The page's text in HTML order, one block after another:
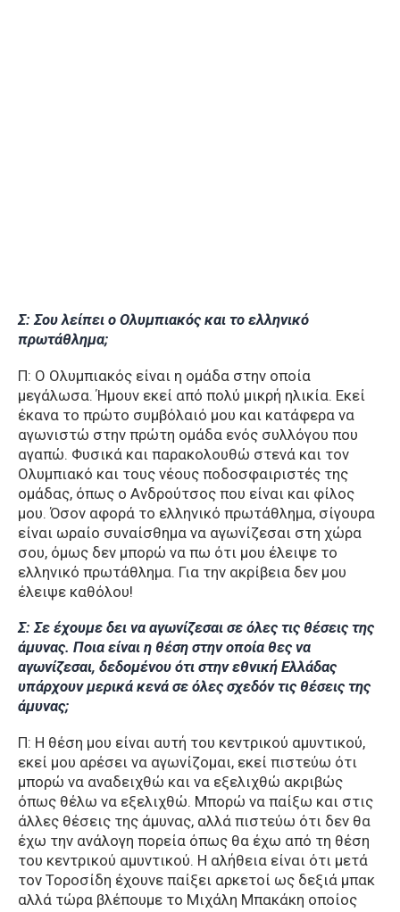
Σ: Σου λείπει ο Ολυμπιακός και το ελληνικό
πρωτάθλημα;
Π: Ο Ολυμπιακός είναι η ομάδα στην οποία
μεγάλωσα. Ήμουν εκεί από πολύ μικρή ηλικία. Εκεί
έκανα το πρώτο συμβόλαιό μου και κατάφερα να
αγωνιστώ στην πρώτη ομάδα ενός συλλόγου που
αγαπώ. Φυσικά και παρακολουθώ στενά και τον
Ολυμπιακό και τους νέους ποδοσφαιριστές της
ομάδας, όπως ο Ανδρούτσος που είναι και φίλος
μου. Όσον αφορά το ελληνικό πρωτάθλημα, σίγουρα
είναι ωραίο συναίσθημα να αγωνίζεσαι στη χώρα
σου, όμως δεν μπορώ να πω ότι μου έλειψε το
ελληνικό πρωτάθλημα. Για την ακρίβεια δεν μου
έλειψε καθόλου!
Σ: Σε έχουμε δει να αγωνίζεσαι σε όλες τις θέσεις της
άμυνας. Ποια είναι η θέση στην οποία θες να
αγωνίζεσαι, δεδομένου ότι στην εθνική Ελλάδας
υπάρχουν μερικά κενά σε όλες σχεδόν τις θέσεις της
άμυνας;
Π: Η θέση μου είναι αυτή του κεντρικού αμυντικού,
εκεί μου αρέσει να αγωνίζομαι, εκεί πιστεύω ότι
μπορώ να αναδειχθώ και να εξελιχθώ ακριβώς
όπως θέλω να εξελιχθώ. Μπορώ να παίξω και στις
άλλες θέσεις της άμυνας, αλλά πιστεύω ότι δεν θα
έχω την ανάλογη πορεία όπως θα έχω από τη θέση
του κεντρικού αμυντικού. Η αλήθεια είναι ότι μετά
τον Τοροσίδη έχουνε παίξει αρκετοί ως δεξιά μπακ
αλλά τώρα βλέπουμε το Μιχάλη Μπακάκη οποίος